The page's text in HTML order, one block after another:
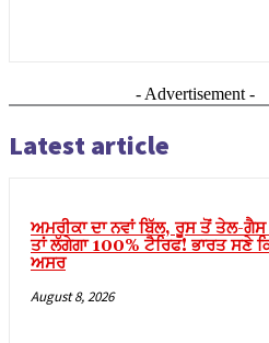
- Advertisement -
Latest article
ਅਮਰੀਕਾ ਦਾ ਨਵਾਂ ਬਿੱਲ, ਰੂਸ ਤੋਂ ਤੇਲ-
ਤਾਂ ਲੱਗੇਗਾ 100% ਟੈਰਿਫ! ਭਾਰਤ ਸਣੇ
ਅਸਰ
August 8, 2026